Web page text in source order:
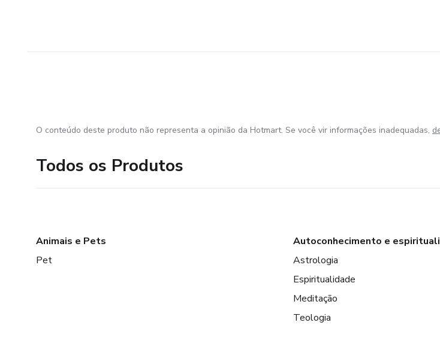
O conteúdo deste produto não representa a opinião da Hotmart. Se você vir informações inadequadas,
Todos os Produtos
Animais e Pets
Pet
Autoconhecimento e
Astrologia
Espiritualidade
Meditação
Teologia